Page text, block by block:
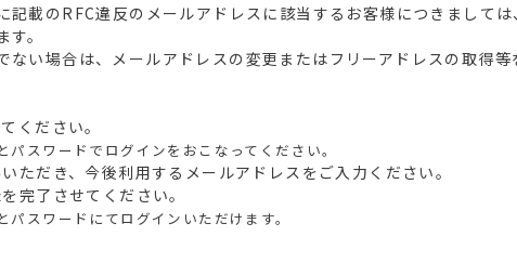
記載のRFC違反のメールアドレスに該当するお客様につきまして
。
い場合は、メールアドレスの変更またはフリーアドレスの取得等
ください。
スワードでログインをおこなってください。
ただき、今後利用するメールアドレスをご入力ください。
完了させてください。
スワードにてログインいただけます。